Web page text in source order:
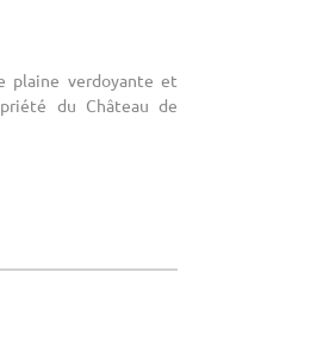
plaine verdoyante et
du Château de